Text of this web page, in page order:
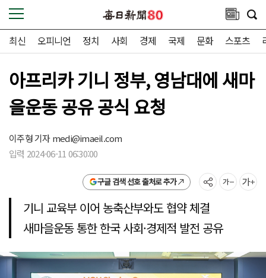
최신 오피니언 정치 사회 경제 국제 문화 스포츠
아프리카 기니 정부, 영남대에 새마
을운동 공유 공식 요청
이주형 기자medi@imaeil.com
입력 2024-06-11 06:30:00
구글 검색 선호 출처로 추가
기니 교육부 이어 농축산부와도 협약 체결
새마을운동 통한 한국 사회·경제적 발전 공유